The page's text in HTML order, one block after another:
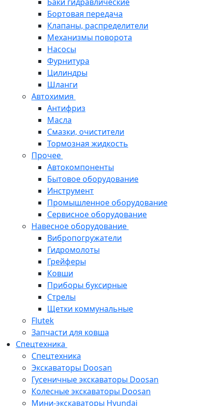
Бортовая передача
Клапаны, распределители
Механизмы поворота
Насосы
Фурнитура
Цилиндры
Шланги
Автохимия
Антифриз
Масла
Смазки, очистители
Тормозная жидкость
Прочее
Автокомпоненты
Бытовое оборудование
Инструмент
Промышленное оборудование
Сервисное оборудование
Навесное оборудование
Вибропогружатели
Гидромолоты
Грейферы
Ковши
Приборы буксирные
Стрелы
Щетки коммунальные
Flutek
Запчасти для ковша
Спецтехника
Спецтехника
Экскаваторы Doosan
Гусеничные экскаваторы Doosan
Колесные экскаваторы Doosan
Мини-экскаваторы Hyundai